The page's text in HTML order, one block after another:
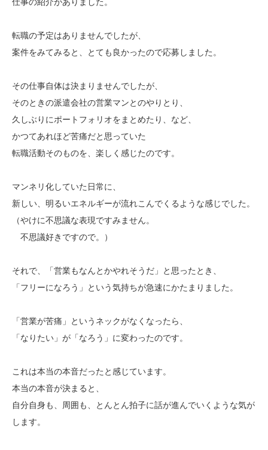
転職の予定はありませんでしたが、
案件をみてみると、とても良かったので応募しました。
その仕事自体は決まりませんでしたが、
そのときの派遣会社の営業マンとのやりとり、
久しぶりにポートフォリオをまとめたり、など、
かつてあれほど苦痛だと思っていた
転職活動そのものを、楽しく感じたのです。
マンネリ化していた日常に、
新しい、明るいエネルギーが流れこんでくるような感じでした。
（やけに不思議な表現ですみません。
不思議好きですので。）
それで、「営業もなんとかやれそうだ」と思ったとき、
「フリーになろう」という気持ちが急速にかたまりました。
「営業が苦痛」というネックがなくなったら、
「なりたい」が「なろう」に変わったのです。
これは本当の本音だったと感じています。
本当の本音が決まると、
自分自身も、周囲も、とんとん拍子に話が進んでいくような気が
します。